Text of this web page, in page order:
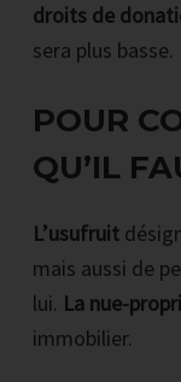
droits de
sera plus basse.
POUR
QU’IL
L’usufruit
mais aussi de
lui. La nue-
immobilier.